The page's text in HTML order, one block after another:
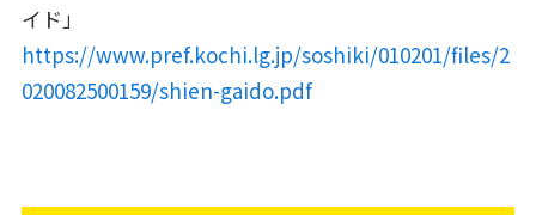
イド」
https://www.pref.kochi.lg.jp/soshiki/010201/files/2
020082500159/shien-gaido.pdf